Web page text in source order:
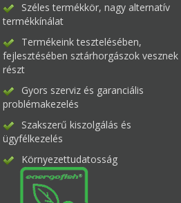
Széles termékkör, nagy alternatív
termékkínálat
Termékeink tesztelésében,
fejlesztésében sztárhorgászok vesznek
részt
Gyors szerviz és garanciális
problémakezelés
Szakszerű kiszolgálás és
ügyfélkezelés
Környezettudatosság